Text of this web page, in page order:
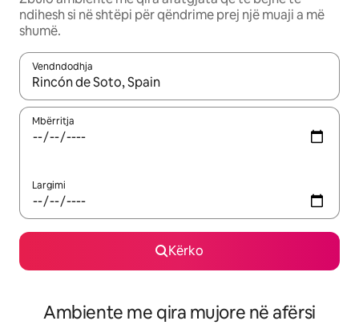
ndihesh si në shtëpi për qëndrime prej një muaji a më
shumë.
Vendndodhja
Kur rezultatet të jenë të disponueshme, lëviz me butonat e
Mbërritja
Largimi
Kërko
Ambiente me qira mujore në afërsi